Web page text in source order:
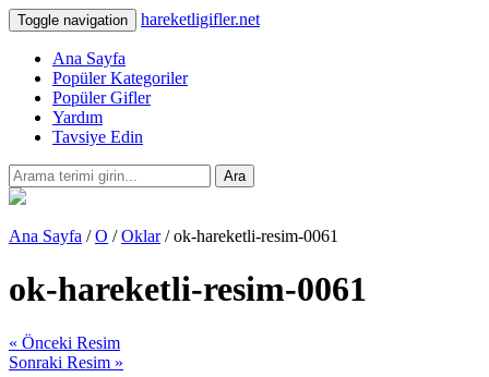
Toggle navigation hareketligifler.net
Ana Sayfa
Popüler Kategoriler
Popüler Gifler
Yardım
Tavsiye Edin
Ara
Ana Sayfa /O /Oklar/ ok-hareketli-resim-0061
ok-hareketli-resim-0061
« Önceki Resim
Sonraki Resim »